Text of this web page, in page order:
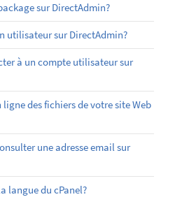
sur DirectAdmin?
utilisateur sur DirectAdmin?
à un compte utilisateur sur
des fichiers de votre site Web
une adresse email sur
langue du cPanel?